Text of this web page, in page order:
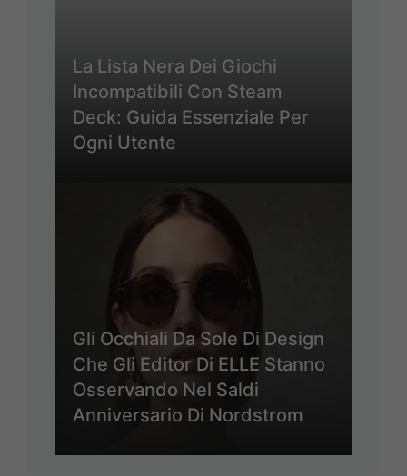
La Lista Nera Dei Giochi
Incompatibili Con Steam
Deck: Guida Essenziale Per
Ogni Utente
Gli Occhiali Da Sole Di Design
Che Gli Editor Di ELLE Stanno
Osservando Nel Saldi
Anniversario Di Nordstrom